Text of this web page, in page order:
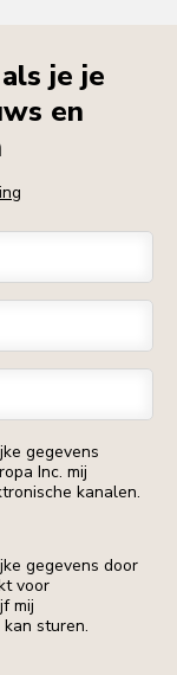
je je
en
gegevens
Inc. mij
kanalen.
gegevens door
voor
mij
sturen.